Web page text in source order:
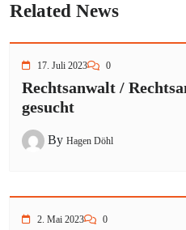
Related News
17. Juli 2023 0
Rechtsanwalt /
gesucht
By Hagen Döhl
2. Mai 2023 0